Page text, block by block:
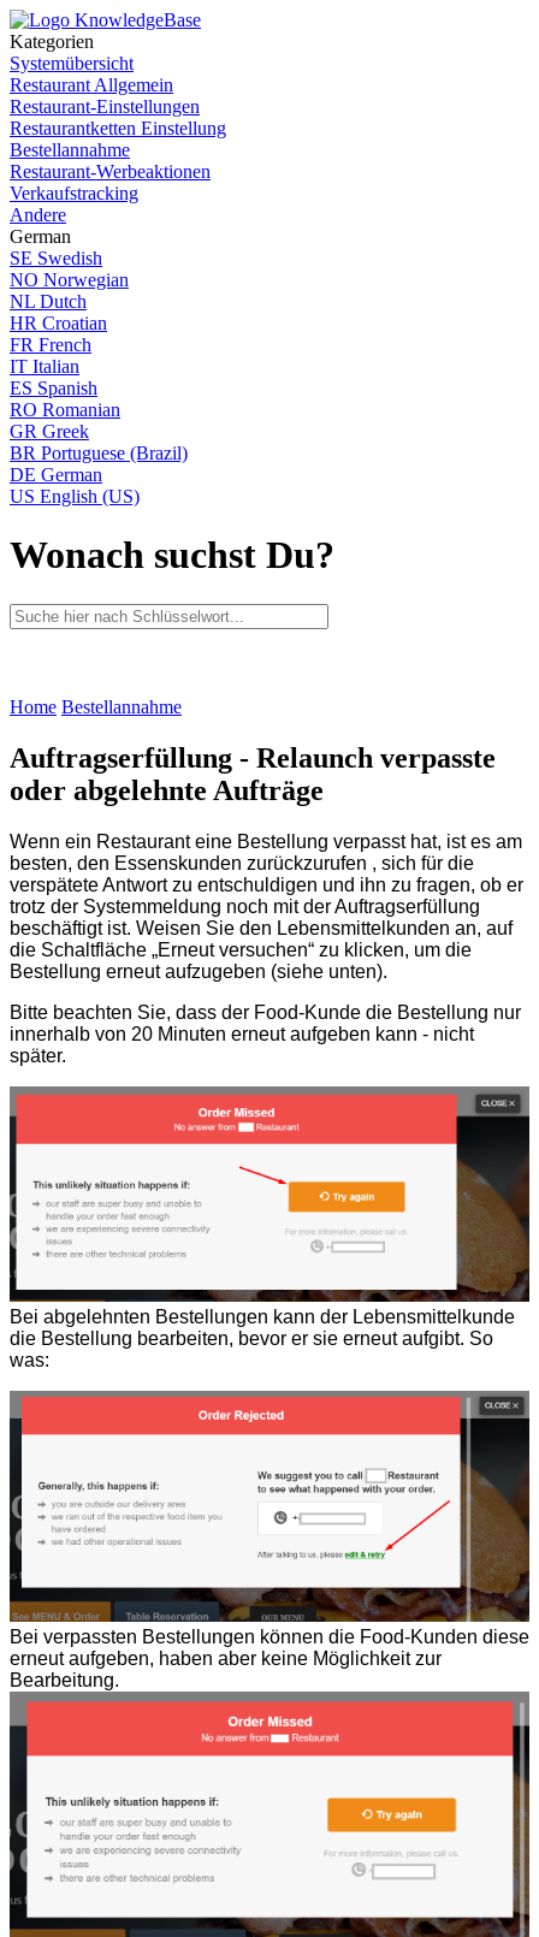
Kategorien
Systemübersicht
Restaurant Allgemein
Restaurant-Einstellungen
Restaurantketten Einstellung
Bestellannahme
Restaurant-Werbeaktionen
Verkaufstracking
Andere
German
SE Swedish
NO Norwegian
NL Dutch
HR Croatian
FR French
IT Italian
ES Spanish
RO Romanian
GR Greek
BR Portuguese (Brazil)
DE German
US English (US)
Wonach suchst Du?
Home Bestellannahme
Auftragserfüllung - Relaunch verpasste
oder abgelehnte Aufträge
Wenn ein Restaurant eine Bestellung verpasst hat, ist es am
besten, den Essenskunden zurückzurufen , sich für die
verspätete Antwort zu entschuldigen und ihn zu fragen, ob er
trotz der Systemmeldung noch mit der Auftragserfüllung
beschäftigt ist. Weisen Sie den Lebensmittelkunden an, auf
die Schaltfläche „Erneut versuchen“ zu klicken, um die
Bestellung erneut aufzugeben (siehe unten).
Bitte beachten Sie, dass der Food-Kunde die Bestellung nur
innerhalb von 20 Minuten erneutaufgeben kann - nicht
später.
Bei abgelehnten Bestellungen kann der Lebensmittelkunde
die Bestellung bearbeiten, bevor er sie erneut aufgibt. So
was:
Bei verpassten Bestellungen können die Food-Kunden diese
erneut aufgeben, haben aber keine Möglichkeit zur
Bearbeitung.